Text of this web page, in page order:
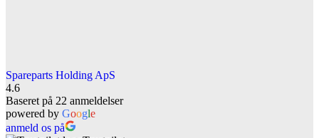
Spareparts Holding ApS
4.6
Baseret på 22 anmeldelser
powered by Google
anmeld os på